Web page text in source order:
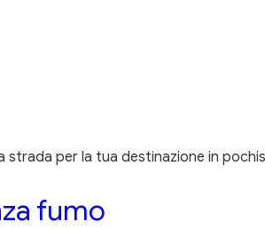
strada per la tua destinazione in
fumo